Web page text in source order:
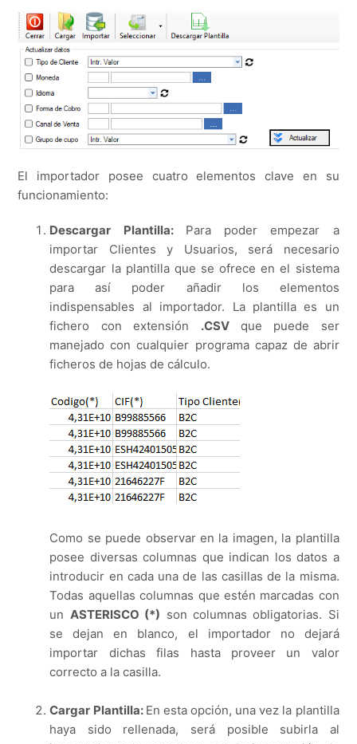
El importador posee cuatro elementos clave en su
funcionamiento:
Descargar Plantilla: Para poder empezar a
importar Clientes y Usuarios, será necesario
descargar la plantilla que se ofrece en el sistema
para así poder añadir los elementos
indispensables al importador. La plantilla es un
fichero con extensión .CSV que puede ser
manejado con cualquier programa capaz de abrir
ficheros de hojas de cálculo.
Como se puede observar en la imagen, la plantilla
posee diversas columnas que indican los datos a
introducir en cada una de las casillas de la misma.
Todas aquellas columnas que estén marcadas con
un ASTERISCO (*) son columnas obligatorias. Si
se dejan en blanco, el importador no dejará
importar dichas filas hasta proveer un valor
correcto a la casilla.
Cargar Plantilla: En esta opción, una vez la plantilla
haya sido rellenada, será posible subirla al